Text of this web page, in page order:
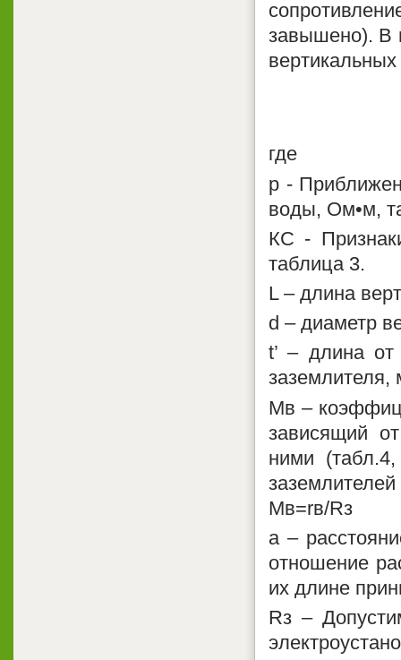
завышено). В
где
р -
воды, Ом•м,
КС -
таблица 3.
L – длина
d – диаметр
t’ – длина от
заземлителя,
Мв –
зависящий
ними
Мв=rв/Rз
а –
отношение
их длине
Rз –